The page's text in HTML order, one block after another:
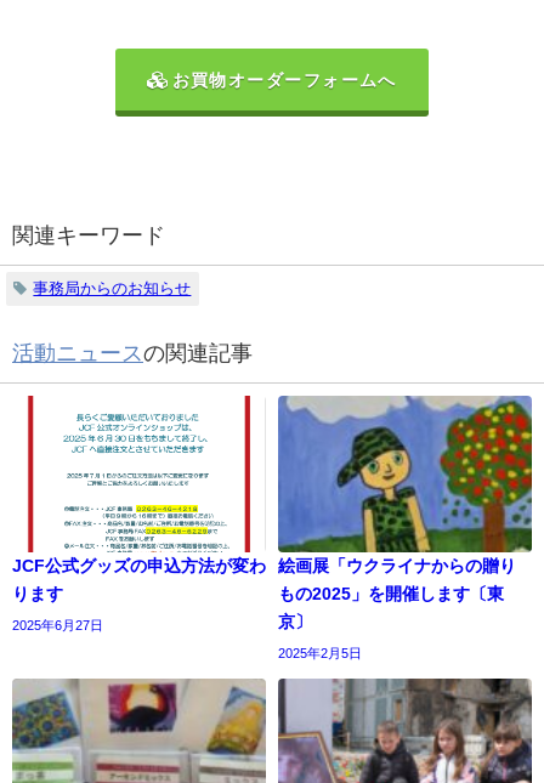
お買物オーダーフォームへ
関連キーワード
事務局からのお知らせ
活動ニュースの関連記事
JCF公式グッズの申込方法が変わ
ります
2025年6月27日
絵画展「ウクライナからの贈り
もの2025」を開催します〔東
京〕
2025年2月5日